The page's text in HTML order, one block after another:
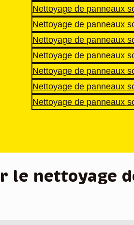
Nettoyage de panneaux
Nettoyage de panneaux
Nettoyage de panneaux
Nettoyage de panneaux
Nettoyage de panneaux
Nettoyage de panneaux
Nettoyage de panneaux
le nettoyage